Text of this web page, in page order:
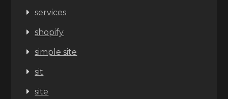
services
shopify
simple site
sit
site